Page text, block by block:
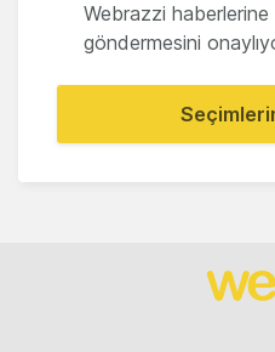
Webrazzi
göndermesini